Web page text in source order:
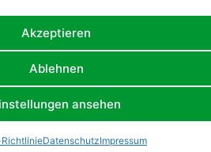
Akzeptieren
Ablehnen
ansehen
DatenschutzImpressum